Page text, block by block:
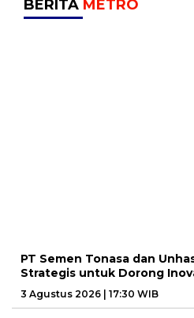
BERITA METRO
PT Semen Tonasa dan
Strategis untuk Dorong
3 Agustus 2026 | 17:30 WIB